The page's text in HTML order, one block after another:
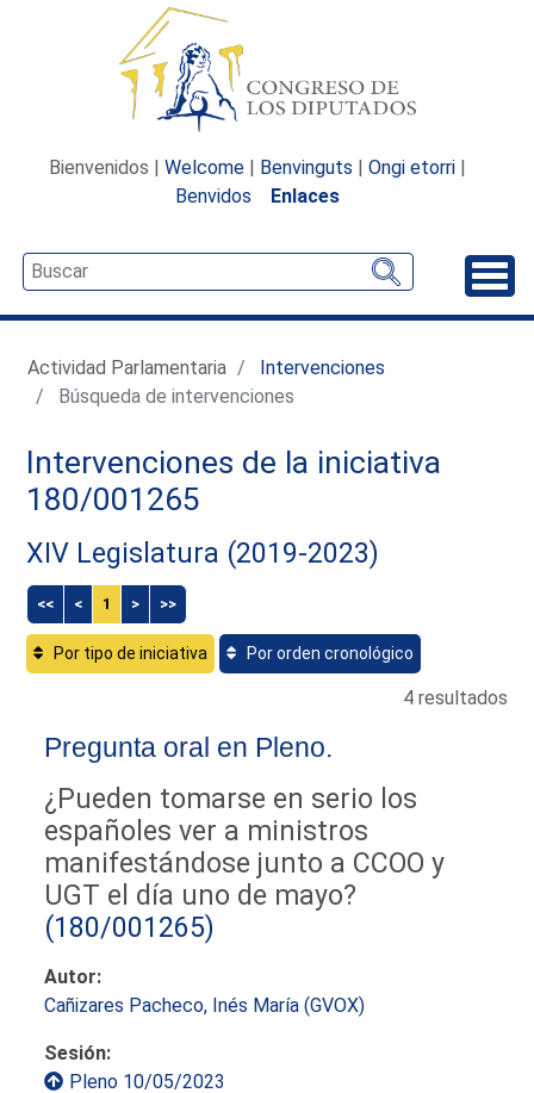
Bienvenidos | Welcome | Benvinguts | Ongi etorri |
Benvidos
Enlaces
Actividad Parlamentaria
Intervenciones
Búsqueda de intervenciones
Intervenciones de la iniciativa
180/001265
XIV Legislatura (2019-2023)
<< < 1 > >>
Por tipo de iniciativa Por orden cronológico
4 resultados
Pregunta oral en Pleno.
¿Pueden tomarse en serio los
españoles ver a ministros
manifestándose junto a CCOO y
UGT el día uno de mayo?
(180/001265)
Autor:
Cañizares Pacheco, Inés María (GVOX)
Sesión:
Pleno 10/05/2023